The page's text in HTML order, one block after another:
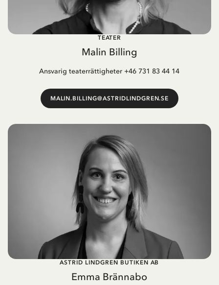
TEATER
Malin Billing
Ansvarig teaterrättigheter +46 731 83 44 14
MALIN.BILLING@ASTRIDLINDGREN.SE
ASTRID LINDGREN BUTIKEN AB
Emma Brännabo